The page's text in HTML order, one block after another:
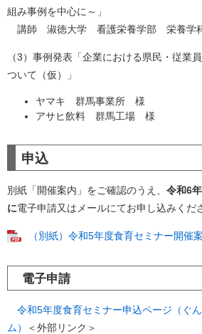
組み事例を中心に～」
講師 淑徳大学 看護栄養学部 栄養学
（3）事例発表「企業における県民・従業
ついて（仮）」
ヤマキ 群馬事業所 様
アサヒ飲料 群馬工場 様
申込
別紙「開催案内」をご確認のうえ、 令和6
に電子申請又はメールにてお申し込みくだ
（別紙）令和5年度食育セミナー開催
電子申請
令和5年度食育セミナー申込ページ（ぐ
ム）
＜外部リンク＞